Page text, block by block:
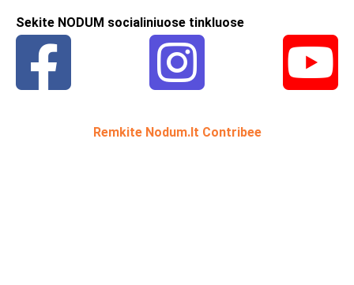
Sekite NODUM socialiniuose tinkluose
Remkite Nodum.lt Contribee